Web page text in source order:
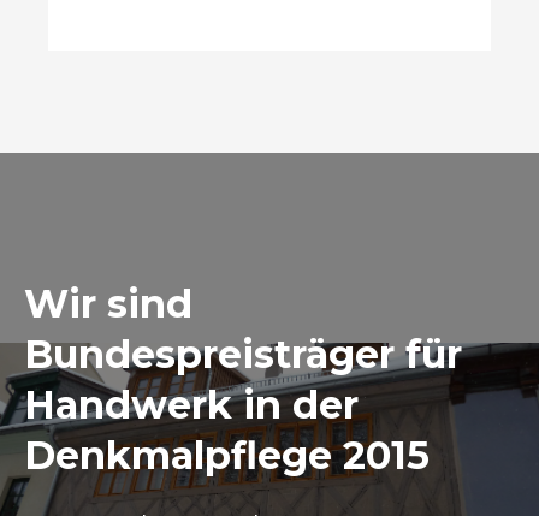
Wir sind
Bundespreisträger für
Handwerk in der
Denkmalpflege 2015